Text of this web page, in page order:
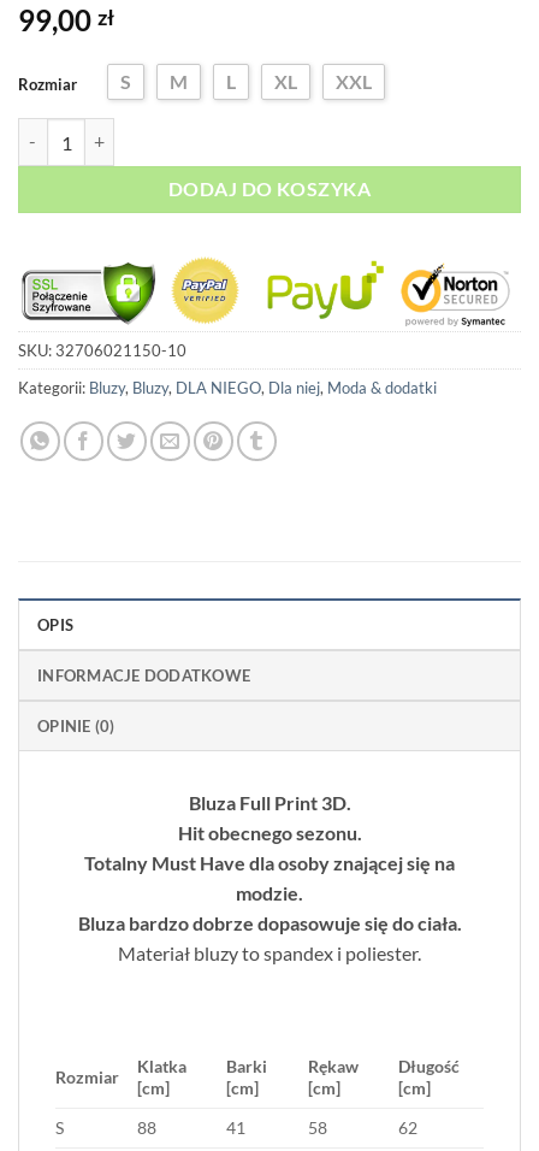
99,00 zł
Rozmiar S M L XL XXL
DODAJ DO KOSZYKA
SKU:32706021150-10
Kategorii: Bluzy, Bluzy, DLA NIEGO, Dla niej, Moda & dodatki
OPIS
INFORMACJE DODATKOWE
OPINIE (0)
Bluza Full Print 3D.
Hit obecnego sezonu.
Totalny Must Have dla osoby znającej się na
modzie.
Bluza bardzo dobrze dopasowuje się do ciała.
Materiał bluzy to spandex i poliester.
Rozmiar
Klatka
[cm]
Barki
[cm]
Rękaw
[cm]
Długość
[cm]
S
88 41 58
62